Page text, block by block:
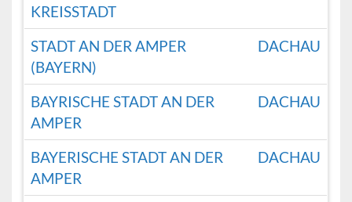
KREISSTADT
STADT AN DER AMPER
(BAYERN)
DACHAU
BAYRISCHE STADT AN DER
AMPER
DACHAU
BAYERISCHE STADT AN DER
AMPER
DACHAU